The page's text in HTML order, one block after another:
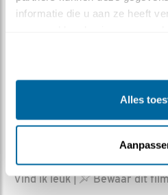
informatie die u aan ze heeft
Alles
Zo, bijna klaar !
Ed Hoogkamer | Geplaatst op
Vind ik leuk| Bewaar dit